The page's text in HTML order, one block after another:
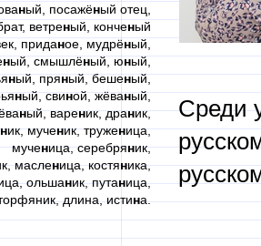
ный, посажёный отец,
ветреный, конченый
приданое, мудрёный,
ный, смышлёный, юный,
ный, пряный, бешеный,
ный, свиной, жёваный,
ный, вареник, драник,
ник, мученик, труженица,
мученица, серебряник,
масленица, костяника,
ольшаник, путаница,
длина, истина.
Среди